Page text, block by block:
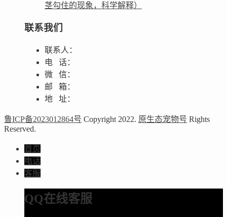
茎勾住的现象，科学解释）
联系我们
联系人：
电 话：
微 信：
邮 箱：
地 址：
鲁ICP备2023012864号 Copyright 2022. 原生态宠物号 Rights
Reserved.
首页
电话
客服
QQ在线客服